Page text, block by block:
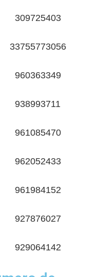
309725403
33755773056
960363349
938993711
961085470
962052433
961984152
927876027
929064142